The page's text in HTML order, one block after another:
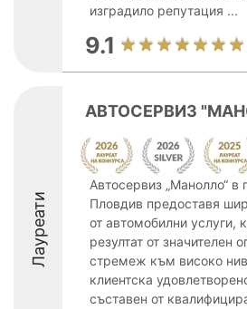
изградило репутация ...
9.1
Лауреати
АВТОСЕРВИЗ
Автосервиз „Манолло“ в
Пловдив предоставя
от автомобилни услуги,
резултат от значителен
стремеж към високо
клиентска
съставен от